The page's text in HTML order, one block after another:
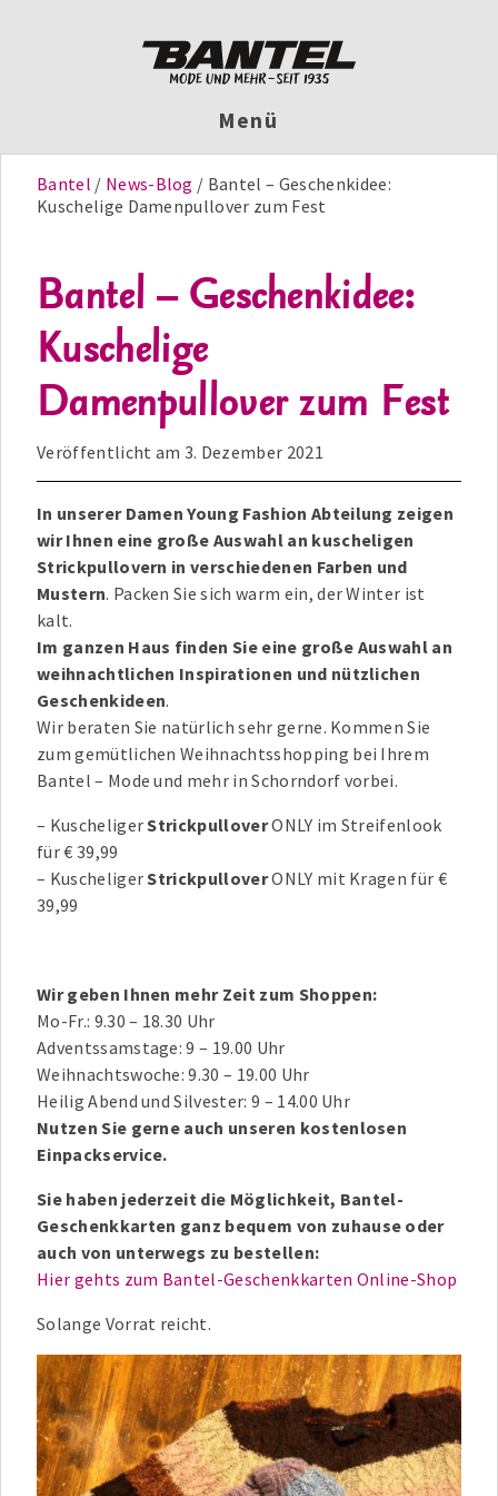
Menü
Bantel News-Blog
Bantel – Geschenkidee:
Kuschelige Damenpullover zum Fest
Bantel – Geschenkidee:
Kuschelige
Damenpullover zum Fest
Veröffentlicht am 3. Dezember 2021
In unserer Damen Young Fashion Abteilung zeigen
wir Ihnen eine große Auswahl an kuscheligen
Strickpullovern in verschiedenen Farben und
Mustern. Packen Sie sich warm ein, der Winter ist
kalt.
Im ganzen Haus finden Sie eine große Auswahl an
weihnachtlichen Inspirationen und nützlichen
Geschenkideen.
Wir beraten Sie natürlich sehr gerne. Kommen Sie
zum gemütlichen Weihnachtsshopping bei Ihrem
Bantel – Mode und mehr in Schorndorf vorbei.
– KuscheligerStrickpulloverONLY im Streifenlook
für € 39,99
– KuscheligerStrickpulloverONLY mit Kragen für €
39,99
Wir geben Ihnen mehr Zeit zum Shoppen:
Mo-Fr.: 9.30 – 18.30 Uhr
Adventssamstage: 9 – 19.00 Uhr
Weihnachtswoche: 9.30 – 19.00 Uhr
Heilig Abend und Silvester: 9 – 14.00 Uhr
Nutzen Sie gerne auch unseren kostenlosen
Einpackservice.
Sie haben jederzeit die Möglichkeit, Bantel-
Geschenkkarten ganz bequem von zuhause oder
auch von unterwegs zu bestellen:
Hier gehts zum Bantel-Geschenkkarten Online-Shop
Solange Vorrat reicht.